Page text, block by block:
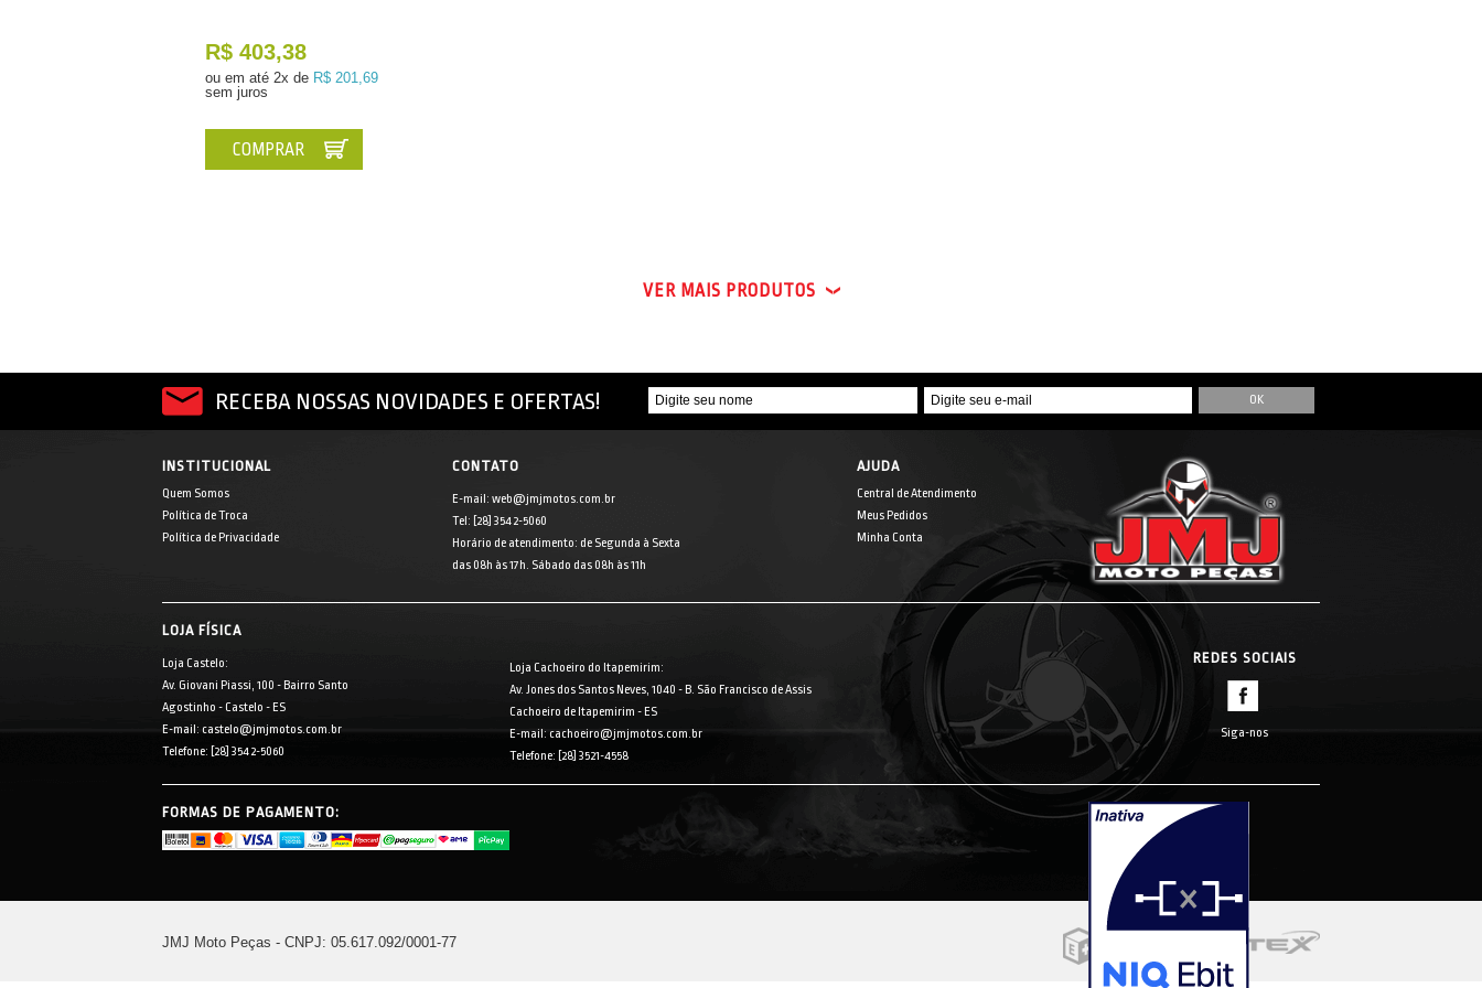
R$ 403,38
ou em até 2x de R$ 201,69
sem juros
COMPRAR
VER MAIS PRODUTOS
RECEBA NOSSAS NOVIDADES E OFERTAS!
INSTITUCIONAL
Quem Somos
Política de Troca
Política de Privacidade
CONTATO
E-mail: web@jmjmotos.com.br
Tel: [28] 3542-5060
Horário de atendimento: de Segunda à Sexta
das 08h às 17h. Sábado das 08h às 11h
AJUDA
Central de Atendimento
Meus Pedidos
Minha Conta
LOJA FÍSICA
Loja Castelo:
Av. Giovani Piassi, 100 - Bairro Santo
Agostinho - Castelo - ES
E-mail: castelo@jmjmotos.com.br
Telefone: [28] 3542-5060
Loja Cachoeiro do Itapemirim:
Av. Jones dos Santos Neves, 1040 - B. São Francisco de Assis
Cachoeiro de Itapemirim - ES
E-mail: cachoeiro@jmjmotos.com.br
Telefone: [28] 3521-4558
REDES SOCIAIS
Siga-nos
FORMAS DE PAGAMENTO:
JMJ Moto Peças - CNPJ: 05.617.092/0001-77